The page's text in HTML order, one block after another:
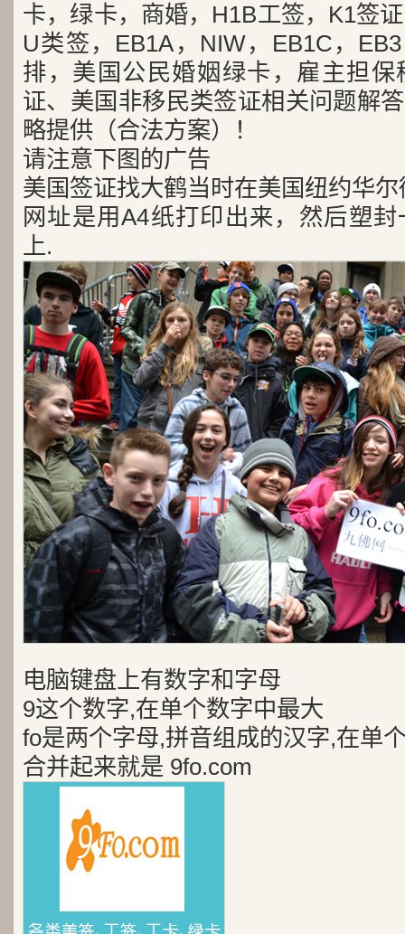
卡，绿卡，商婚，H1B工签，K1签
U类签，EB1A，NIW，EB1C，
排，美国公民婚姻绿卡，雇主担
证、美国非移民类签证相关问题解
略提供（合法方案）！
请注意下图的广告
美国签证找大鹤当时在美国纽约华
网址是用A4纸打印出来，然后塑
上.
电脑键盘上有数字和字母
9这个数字,在单个数字中最大
fo是两个字母,拼音组成的汉字,在单
合并起来就是 9fo.com